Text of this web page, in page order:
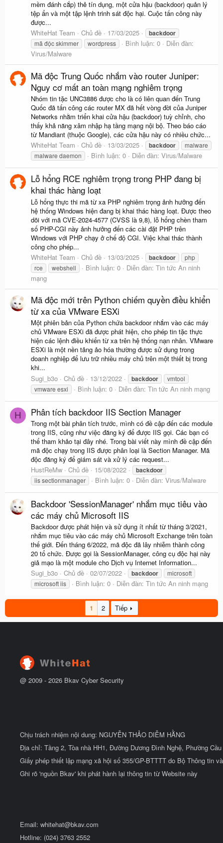
mềm đánh cắp) thẻ tín dụng, một cửa hậu (backdoor) quản lý
tệp ẩn và một tập lệnh trinh sát độc hại. Cuộc tấn công này
được...
WhiteHat Team
Chủ đề 17/03/2025 backdoor
mã độc skimmer wordpress Bình luận: 0
Diễn đàn:
Virus/Malware
Mã độc Trung Quốc nhắm vào router Juniper:
Nguy cơ mất an toàn mạng nghiêm trọng
Nhóm tin tặc UNC3886 được cho là có liên quan đến Trung
Quốc đã tấn công các router MX đã hết vòng đời của Juniper
Networks nhằm triển khai cửa hậu (backdoor) tuỳ chỉnh, cho
thấy khả năng xâm nhập hạ tầng mạng nội bộ. Theo báo cáo
từ Mandiant (thuộc Google), các cửa hậu này có nhiều chức...
WhiteHat Team
Chủ đề 13/03/2025 backdoor
malware
malware daemon
Bình luận: 0 Diễn đàn: Virus/Malware
Lỗ hổng RCE nghiêm trọng trong PHP đang bị
khai thác hàng loạt
Lỗ hổng thực thi mã từ xa PHP nghiêm trọng ảnh hưởng đến
hệ thống Windows hiện đang bị khai thác hàng loạt. Được theo
dõi với mã CVE-2024-4577 (CVSS là 9,8), lỗ hổng chèn tham
số PHP-CGI này ảnh hưởng đến các cài đặt PHP trên
Windows với PHP chạy ở chế độ CGI. Việc khai thác thành
công cho phép...
WhiteHat Team
Chủ đề 13/03/2025 backdoor
php
rce
webshell Bình luận: 0 Diễn đàn: Tin tức An ninh
mạng
Mã độc mới trên Python chiếm quyền điều khiển
từ xa của VMware ESXi
Một phiên bản của Python chứa backdoor nhắm vào các máy
chủ VMware ESXi đã được phát hiện, cho phép tin tặc thực
hiện các lệnh điều khiển từ xa trên hệ thống nạn nhân. VMware
ESXi là một nền tảng ảo hóa thường được sử dụng trong
doanh nghiệp để lưu trữ nhiều máy chủ trên một thiết bị trong
khi...
Sugi_b3o
Chủ đề 13/12/2022 backdoor
vmtool
vmware esxi
Bình luận: 0 Diễn đàn: Tin tức An ninh mạng
H Phân tích backdoor IIS Section Manager
Trong một bài phân tích trước, mình có đề cập đến các module
trong IIS, cũng như việc đăng ký để được IIS gọi. Các bạn có
thể tham khảo tại đây nhé. Trong bài viết này mình đề cập đến
mã độc chạy trong IIS được phân loại là Section Manager. Mã
độc đăng ký để giám sát và xử lý các request...
HustReMw
Chủ đề 15/08/2022 backdoor
iis sectionmanager Bình luận: 0 Diễn đàn: Virus/Malware
Backdoor 'SessionManager' nhắm mục tiêu vào
các máy chủ Microsoft IIS
Backdoor được phát hiện và sử dụng ít nhất từ tháng 3/2021,
nhắm mục tiêu vào các máy chủ Microsoft Exchange trên toàn
thế giới. Đến tháng 6/2022, mã độc đã lây nhiễm thành công
20 tổ chức. Được gọi là SessionManager, công cụ độc hại này
giả mạo là một module cho Dịch vụ Internet Information...
Sugi_b3o
Chủ đề 02/07/2022 backdoor
microsoft
microsoft iis
Bình luận: 0 Diễn đàn: Tin tức An ninh mạng
1 2 Tiếp
@ 2009 - 2026 Bkav Cyber Security
Chịu trách nhiệm nội dung: NGUYỄN THẢO DIỄM HẰNG
Địa chỉ: Tầng 2, Tòa nhà HH1, Đường Dương Đình Nghệ, Phường
Giấy phép thiết lập mạng xã hội số 355/GP-BTTTT do Bộ Thông tin
Ghi rõ 'nguồn Bkav' khi phát hành lại thông tin từ Website này
Email: whitehat@bkav.com
Hotline: (024) 3763 2552